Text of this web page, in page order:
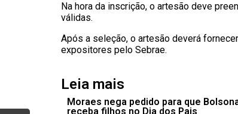
Na hora da inscrição, o artesão deve
válidas.
Após a seleção, o artesão deverá
expositores pelo Sebrae.
Leia mais
Moraes nega pedido para que
receba filhos no Dia dos Pais